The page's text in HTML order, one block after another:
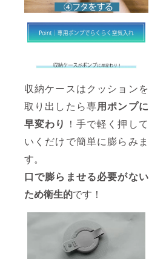
収納ケースはクッションを
取り出したら専用ポンプに
早変わり ！手で軽く押して
いくだけで簡単に膨らみま
す。
口で膨らませる必要がない
ため衛生的です！